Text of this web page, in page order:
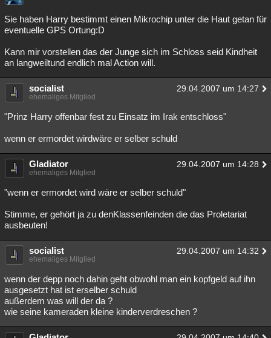
Musik Clash Verbesserungen Allmystery English
Übersichten
Besucht Teilgenommen Alle Neue Geschlossen
Lesenswert Schlüsselwörter
Sie haben Harry bestimmt einen Mikrochip unter die Haut getan für
eventuelle GPS Ortung:D
Kann mir vorstellen das der Junge sich im Schloss seid Kindheit
an langweiltund endlich mal Action will.
socialist 29.04.2007 um 14:27
ehemaliges Mitglied
"Prinz Harry offenbar fest zu Einsatz im Irak entschloss"
wenn er ermordet wirdwäre er selber schuld
Gladiator 29.04.2007 um 14:28
ehemaliges Mitglied
"wenn er ermordet wird wäre er selber schuld"
Stimme, er gehört ja zu denKlassenfeinden die das Proletariat
ausbeuten!
socialist 29.04.2007 um 14:32
ehemaliges Mitglied
wenn der depp noch dahin geht obwohl man ein kopfgeld auf ihn
ausgesetzt hat ist erselber schuld
außerdem was will der da ?
wie seine kameraden kleine kinderverdreschen ?